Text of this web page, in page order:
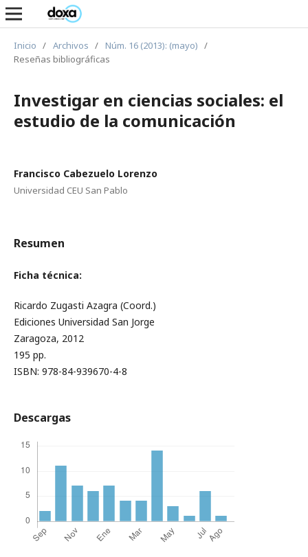
Inicio / Archivos / Núm. 16 (2013): (mayo) /
Reseñas bibliográficas
Investigar en ciencias sociales: el
estudio de la comunicación
Francisco Cabezuelo Lorenzo
Universidad CEU San Pablo
Resumen
Ficha técnica:
Ricardo Zugasti Azagra (Coord.)
Ediciones Universidad San Jorge
Zaragoza, 2012
195 pp.
ISBN: 978-84-939670-4-8
Descargas